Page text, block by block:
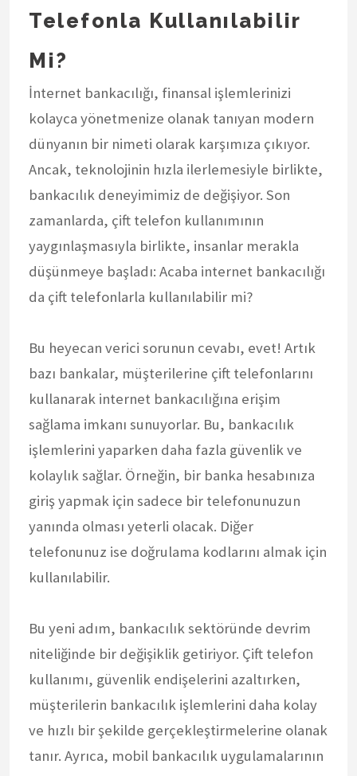
Telefonla Kullanılabilir
Mi?
İnternet bankacılığı, finansal işlemlerinizi
kolayca yönetmenize olanak tanıyan modern
dünyanın bir nimeti olarak karşımıza çıkıyor.
Ancak, teknolojinin hızla ilerlemesiyle birlikte,
bankacılık deneyimimiz de değişiyor. Son
zamanlarda, çift telefon kullanımının
yaygınlaşmasıyla birlikte, insanlar merakla
düşünmeye başladı: Acaba internet bankacılığı
da çift telefonlarla kullanılabilir mi?
Bu heyecan verici sorunun cevabı, evet! Artık
bazı bankalar, müşterilerine çift telefonlarını
kullanarak internet bankacılığına erişim
sağlama imkanı sunuyorlar. Bu, bankacılık
işlemlerini yaparken daha fazla güvenlik ve
kolaylık sağlar. Örneğin, bir banka hesabınıza
giriş yapmak için sadece bir telefonunuzun
yanında olması yeterli olacak. Diğer
telefonunuz ise doğrulama kodlarını almak için
kullanılabilir.
Bu yeni adım, bankacılık sektöründe devrim
niteliğinde bir değişiklik getiriyor. Çift telefon
kullanımı, güvenlik endişelerini azaltırken,
müşterilerin bankacılık işlemlerini daha kolay
ve hızlı bir şekilde gerçekleştirmelerine olanak
tanır. Ayrıca, mobil bankacılık uygulamalarının